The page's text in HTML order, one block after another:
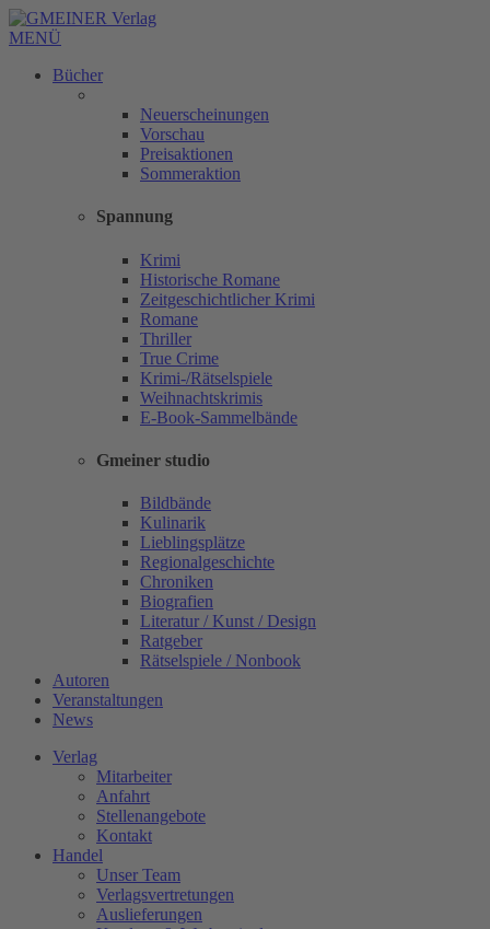
MENÜ
Bücher
Neuerscheinungen
Vorschau
Preisaktionen
Sommeraktion
Spannung
Krimi
Historische Romane
Zeitgeschichtlicher Krimi
Romane
Thriller
True Crime
Krimi-/Rätselspiele
Weihnachtskrimis
E-Book-Sammelbände
Gmeiner studio
Bildbände
Kulinarik
Lieblingsplätze
Regionalgeschichte
Chroniken
Biografien
Literatur / Kunst / Design
Ratgeber
Rätselspiele / Nonbook
Autoren
Veranstaltungen
News
Verlag
Mitarbeiter
Anfahrt
Stellenangebote
Kontakt
Handel
Unser Team
Verlagsvertretungen
Auslieferungen